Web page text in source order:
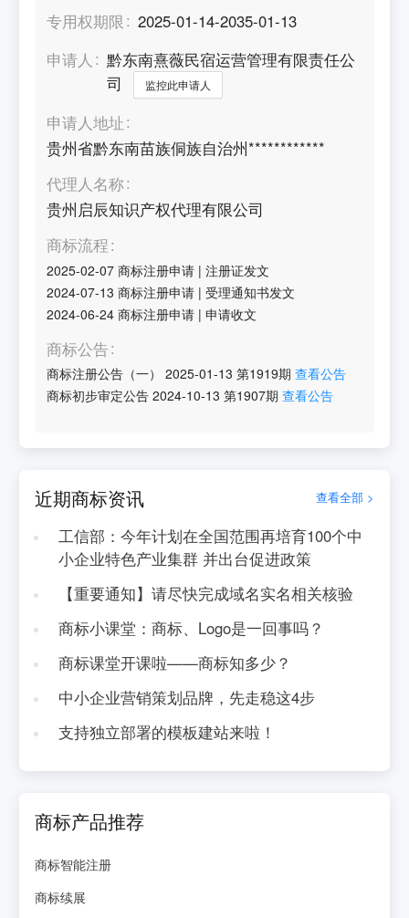
专用权期限
2025-01-14-2035-01-13
申请人
黔东南熹薇民宿运营管理有限责任公
司
监控此申请人
申请人地址
贵州省黔东南苗族侗族自治州************
代理人名称
贵州启辰知识产权代理有限公司
商标流程
2025-02-07 商标注册申请 |注册证发文
2024-07-13 商标注册申请 |受理通知书发文
2024-06-24 商标注册申请 |申请收文
商标公告
商标注册公告（一） 2025-01-13 第1919期 查看公告
商标初步审定公告 2024-10-13 第1907期 查看公告
近期商标资讯 查看全部 >
工信部：今年计划在全国范围再培育100个中
小企业特色产业集群 并出台促进政策
【重要通知】请尽快完成域名实名相关核验
商标小课堂：商标、Logo是一回事吗？
商标课堂开课啦——商标知多少？
中小企业营销策划品牌，先走稳这4步
支持独立部署的模板建站来啦！
商标产品推荐
商标智能注册
商标续展